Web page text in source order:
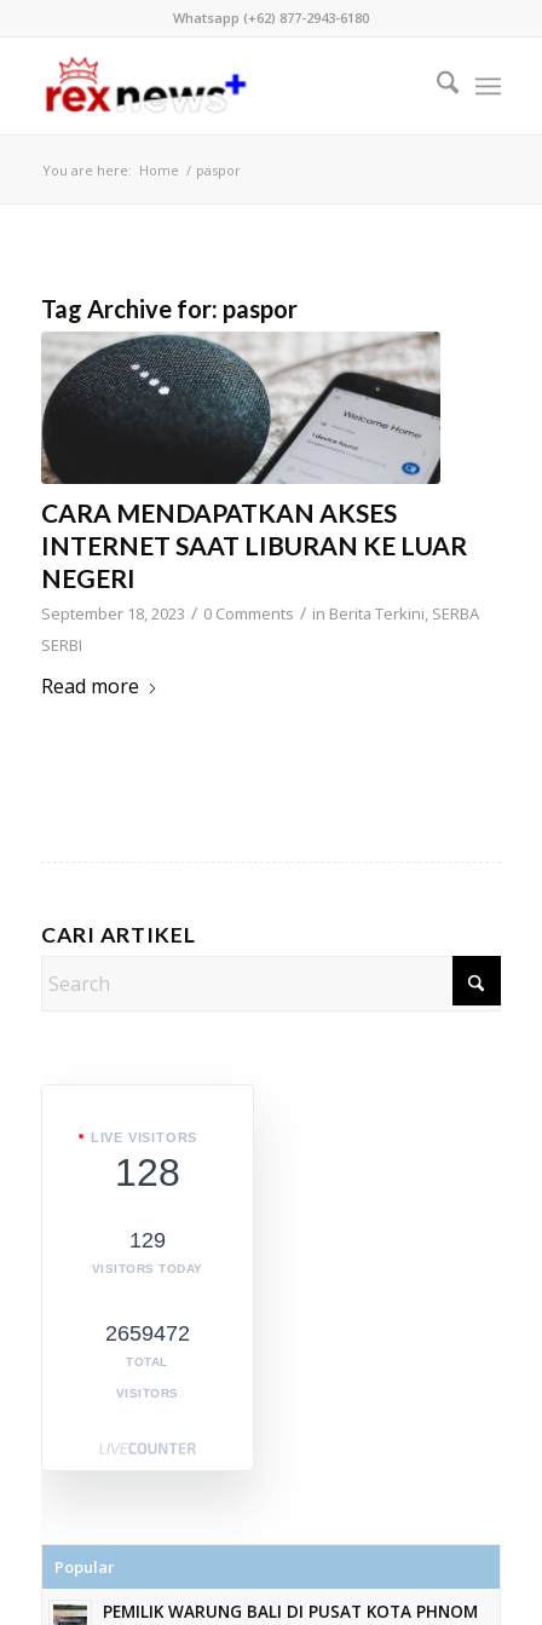
Whatsapp (+62) 877-2943-6180
You are here: Home / paspor
Tag Archive for: paspor
CARA MENDAPATKAN AKSES
INTERNET SAAT LIBURAN KE LUAR
NEGERI
September 18, 2023 / 0 Comments / in Berita Terkini, SERBA
SERBI
Read more
CARI ARTIKEL
LIVE VISITORS
128
129
VISITORS TODAY
2659472
TOTAL
VISITORS
Popular
PEMILIK WARUNG BALI DI PUSAT KOTA PHNOM